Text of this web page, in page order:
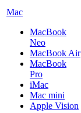
Mac
MacBook
Neo
MacBook Air
MacBook
Pro
iMac
Mac mini
Apple Vision